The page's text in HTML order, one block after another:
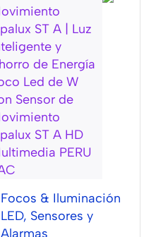
Focos & Iluminación
LED, Sensores y
Alarmas